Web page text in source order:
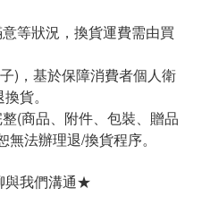
等狀況，換貨運費需由買
)，基於保障消費者個人衛
貨。
(商品、附件、包裝、贈品
法辦理退/換貨程序。
與我們溝通★